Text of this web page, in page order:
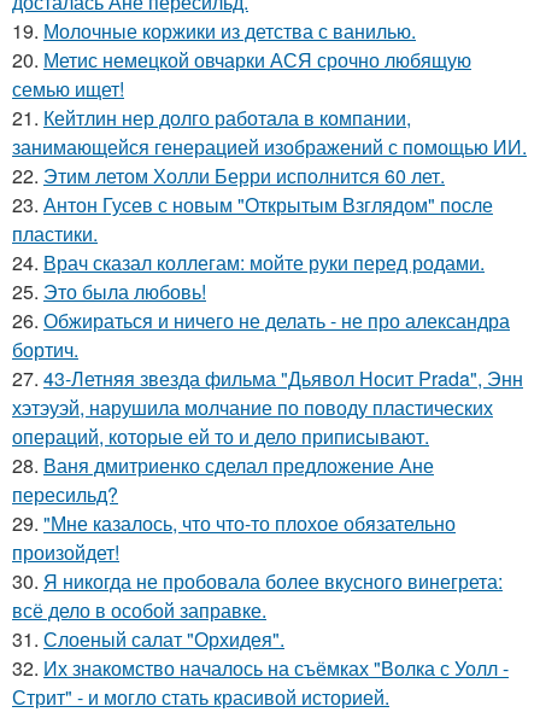
19. Молочные коржики из детства с ванилью.
20. Метис немецкой овчарки АСЯ срочно любящую
семью ищет!
21. Кейтлин нер долго работала в компании,
занимающейся генерацией изображений с помощью ИИ.
22. Этим летом Холли Берри исполнится 60 лет.
23. Антон Гусев с новым "Открытым Взглядом" после
пластики.
24. Врач сказал коллегам: мойте руки перед родами.
25. Это была любовь!
26. Обжираться и ничего не делать - не про александра
бортич.
27. 43-Летняя звезда фильма "Дьявол Носит Prada", Энн
хэтэуэй, нарушила молчание по поводу пластических
операций, которые ей то и дело приписывают.
28. Ваня дмитриенко сделал предложение Ане
пересильд?
29. "Мне казалось, что что-то плохое обязательно
произойдет!
30. Я никогда не пробовала более вкусного винегрета:
всё дело в особой заправке.
31. Слоеный салат "Орхидея".
32. Их знакомство началось на съёмках "Волка с Уолл -
Стрит" - и могло стать красивой историей.